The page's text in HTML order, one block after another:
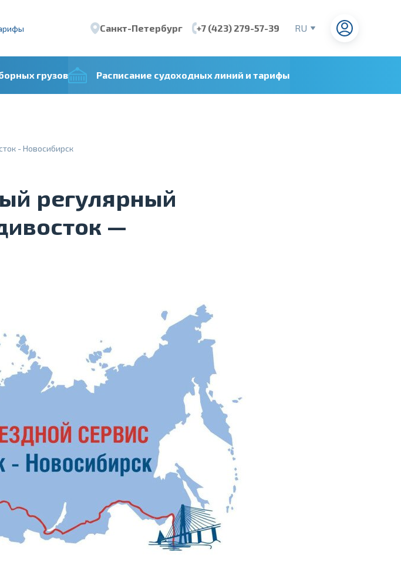
Санкт-Петербург +7 (423) 279-57-39
RU
грузов Расписание судоходных линий и тарифы
- Новосибирск
регулярный
—